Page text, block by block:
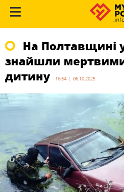
На Полтавщині
знайшли
дитину
16:54 | 06.10.2025